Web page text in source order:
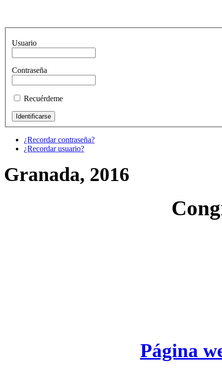
Usuario
Contraseña
Recuérdeme
¿Recordar contraseña?
¿Recordar usuario?
Granada, 2016
Página